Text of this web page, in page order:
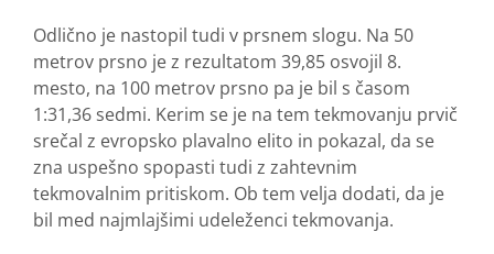
Odlično je nastopil tudi v prsnem slogu. Na 50
metrov prsno je z rezultatom 39,85 osvojil 8.
mesto, na 100 metrov prsno pa je bil s časom
1:31,36 sedmi. Kerim se je na tem tekmovanju prvič
srečal z evropsko plavalno elito in pokazal, da se
zna uspešno spopasti tudi z zahtevnim
tekmovalnim pritiskom. Ob tem velja dodati, da je
bil med najmlajšimi udeleženci tekmovanja.